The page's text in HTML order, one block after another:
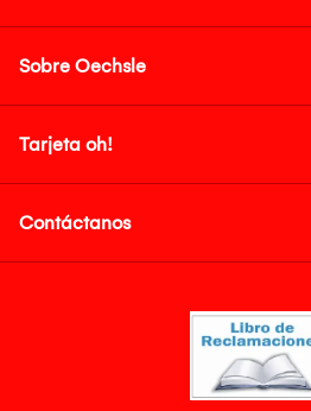
Sobre Oechsle
Tarjeta oh!
Contáctanos